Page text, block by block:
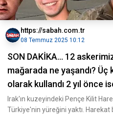
https://sabah.com.tr
08 Temmuz 2025 10:12
SON DAKİKA… 12
mağarada ne yaşandı? Üç
olarak kullandı 2 yıl önce
Irak'ın kuzeyindeki Pençe Kilit
Türkiye'nin yüreğini yaktı.